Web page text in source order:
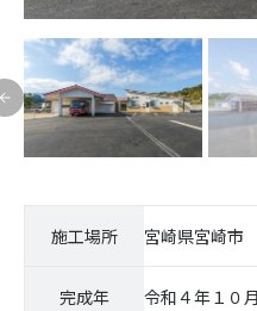
施工場所 宮崎県宮崎市
完成年 令和４年１０月